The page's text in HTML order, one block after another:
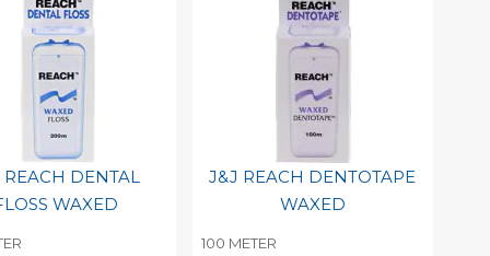
REACH DENTAL
WAXED
J&J REACH DENTOTAPE
WAXED
100 METER